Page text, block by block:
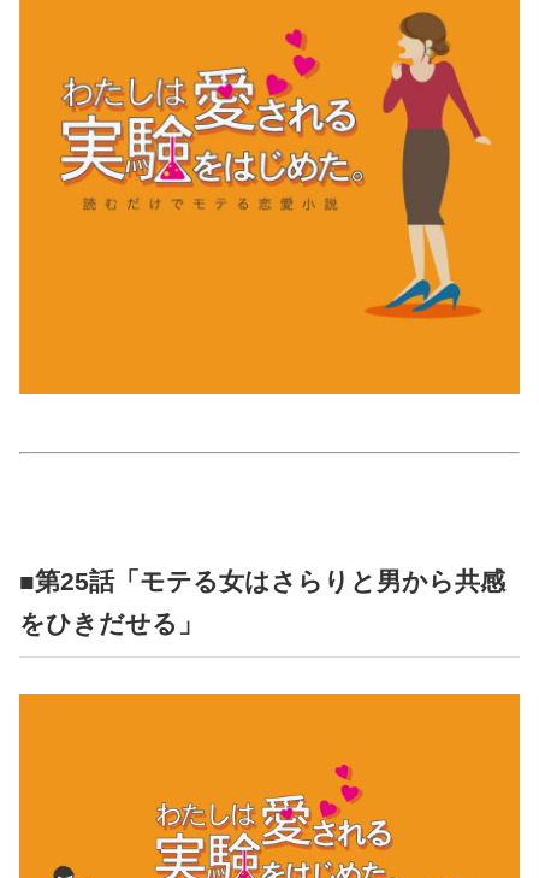
トラベル
カルチャー/エンタメ
ゲーム
■第25話「モテる女はさらりと男から共感
をひきだせる」